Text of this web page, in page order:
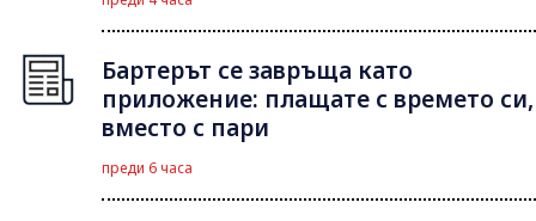
Бартерът се завръща като
приложение: плащате с времето си,
вместо с пари
преди 6 часа